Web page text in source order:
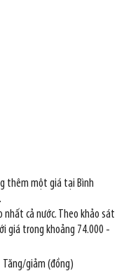
thêm một giá tại Bình
nhất cả nước. Theo khảo sát
giá trong khoảng 74.000 -
Tăng/giảm (đồng)